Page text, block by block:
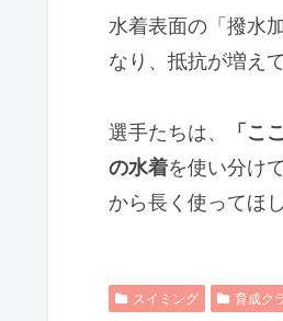
水着表面の「撥水
なり、抵抗が増え
選手たちは、 「こ
の水着を使い分け
から長く使ってほ
スイミング 育成ク